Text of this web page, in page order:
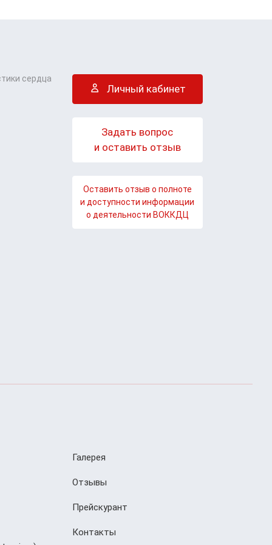
сердца
Личный кабинет
Задать вопрос
и оставить отзыв
Оставить отзыв о полноте
и доступности информации
о деятельности ВОККДЦ
Галерея
Отзывы
Прейскурант
Контакты